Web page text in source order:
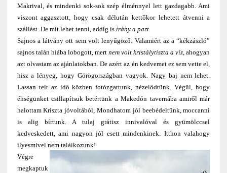
Makrival, és mindenki sok-sok szép élménnyel lett gazdagabb. Ami
viszont aggasztott, hogy csak délután kettőkor lehetett átvenni a
szállást. De mit lehet tenni, addig is irány a part.
Sajnos a látvány ott sem volt lenyűgöző. Valamiért az a “kékzászló”
sajnos talán hiába lobogott, mert nem volt kristálytiszta a víz, ahogyan
azt olvastam az ajánlatokban. De azért az én kedvemet ez sem vette el,
hisz a lényeg, hogy Görögországban vagyok. Nagy baj nem lehet.
Lassan telt az idő közben fotózgattunk, nézelődtünk. Végül, hogy
éhségünket csillapítsuk betértünk a Makedón tavernába amiről már
halottam Kriszta jóvoltából, Mondhatom jól beebédeltünk, moccanni
is alig bírtunk. A tulaj grátisz innivalóval és gyümölccsel
kedveskedett, ami nagyon jól esett mindenkinek. Itthon valahogy
ilyesmivel nem találkozunk!
Végre
megkaptuk